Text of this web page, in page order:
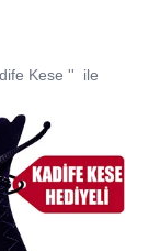
Kese ''
ile